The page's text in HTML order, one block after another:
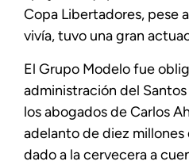
Copa Libertadores, pese
vivía, tuvo una gran
El Grupo Modelo fue
administración del
los abogados de Carlos
adelanto de diez millones
dado a la cervecera a